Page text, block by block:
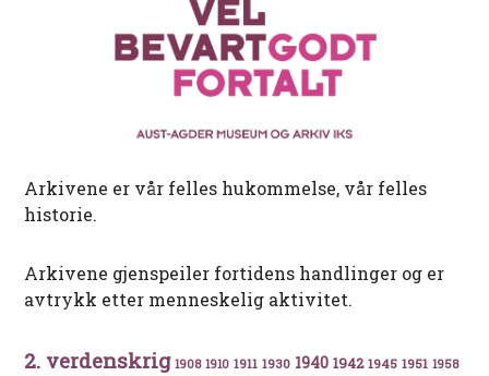
Arkivene er vår felles hukommelse, vår felles
historie.
Arkivene gjenspeiler fortidens handlinger og er
avtrykk etter menneskelig aktivitet.
2. verdenskrig 1908 1910 1911 1930 1940 1942 1945 1951 1958